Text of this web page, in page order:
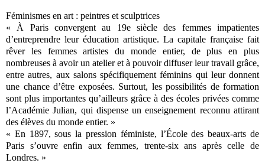
Féminismes en art : peintres et sculptrices
« À Paris convergent au 19e siècle des femmes impatientes
d’entreprendre leur éducation artistique. La capitale française fait
rêver les femmes artistes du monde entier, de plus en plus
nombreuses à avoir un atelier et à pouvoir diffuser leur travail grâce,
entre autres, aux salons spécifiquement féminins qui leur donnent
une chance d’être exposées. Surtout, les possibilités de formation
sont plus importantes qu’ailleurs grâce à des écoles privées comme
l’Académie Julian, qui dispense un enseignement reconnu attirant
des élèves du monde entier. »
« En 1897, sous la pression féministe, l’École des beaux-arts de
Paris s’ouvre enfin aux femmes, trente-six ans après celle de
Londres. »